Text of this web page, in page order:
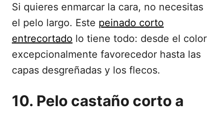
Si quieres enmarcar la cara, no necesitas
el pelo largo. Este peinado corto
entrecortado lo tiene todo: desde el color
excepcionalmente favorecedor hasta las
capas desgreñadas y los flecos.
10. Pelo castaño corto a